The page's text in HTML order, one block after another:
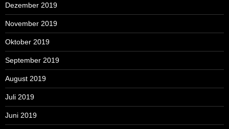
Dezember 2019
November 2019
Oktober 2019
September 2019
August 2019
Juli 2019
Juni 2019